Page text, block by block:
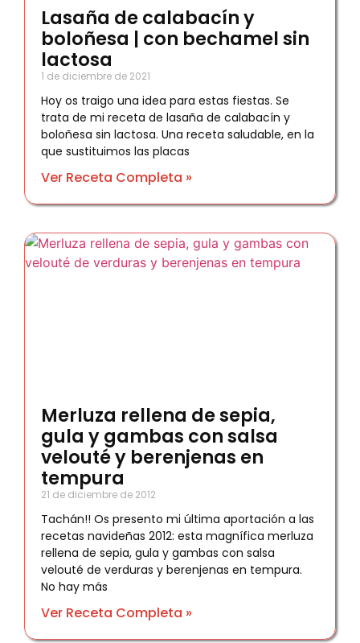
Lasaña de calabacín y
boloñesa | con bechamel sin
lactosa
1 de diciembre de 2021
Hoy os traigo una idea para estas fiestas. Se
trata de mi receta de lasaña de calabacín y
boloñesa sin lactosa. Una receta saludable, en la
que sustituimos las placas
Ver Receta Completa »
Merluza rellena de sepia,
gula y gambas con salsa
velouté y berenjenas en
tempura
21 de diciembre de 2012
Tachán!! Os presento mi última aportación a las
recetas navideñas 2012: esta magnífica merluza
rellena de sepia, gula y gambas con salsa
velouté de verduras y berenjenas en tempura.
No hay más
Ver Receta Completa »